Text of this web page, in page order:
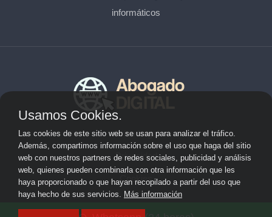
informáticos
Aviso Legal
Privacidad
Cookies
Usamos Cookies.
Las cookies de este sitio web se usan para analizar el tráfico.
Además, compartimos información sobre el uso que haga del sitio
web con nuestros partners de redes sociales, publicidad y análisis
web, quienes pueden combinarla con otra información que les
haya proporcionado o que hayan recopilado a partir del uso que
haya hecho de sus servicios. Más información